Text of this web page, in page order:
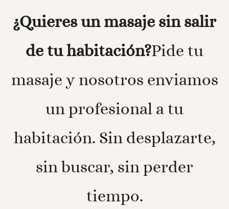
¿Quieres un masaje sin salir
de tu habitación?Pide tu
masaje y nosotros enviamos
un profesional a tu
habitación. Sin desplazarte,
sin buscar, sin perder
tiempo.